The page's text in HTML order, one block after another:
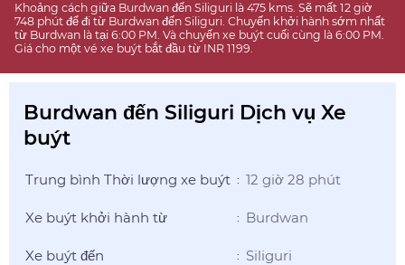
Khoảng cách giữa Burdwan đến Siliguri là 475 kms. Sẽ mất 12 giờ
748 phút để đi từ Burdwan đến Siliguri. Chuyến khởi hành sớm nhất
từ Burdwan là tại 6:00 PM. Và chuyến xe buýt cuối cùng là 6:00 PM.
Giá cho một vé xe buýt bắt đầu từ INR 1199.
Burdwan đến Siliguri Dịch vụ Xe
buýt
Trung bình Thời lượng xe buýt : 12 giờ 28 phút
Xe buýt khởi hành từ : Burdwan
Xe buýt đến : Siliguri